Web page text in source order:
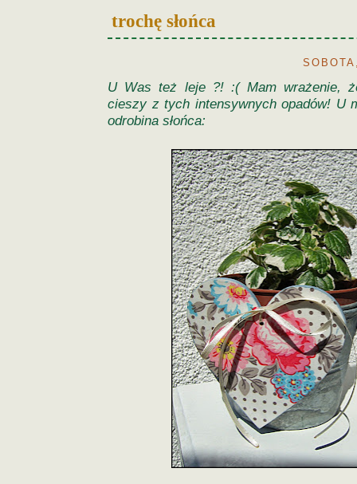
trochę słońca
U Was też leje ?! :( Mam wrażenie,
cieszy z tych intensywnych opadów! U
odrobina słońca: